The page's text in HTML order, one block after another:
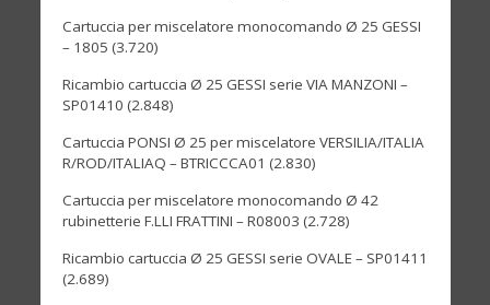
Cartuccia per miscelatore monocomando Ø 25 GESSI
– 1805 (3.720)
Ricambio cartuccia Ø 25 GESSI serie VIA MANZONI –
SP01410 (2.848)
Cartuccia PONSI Ø 25 per miscelatore VERSILIA/ITALIA
R/ROD/ITALIAQ – BTRICCCA01 (2.830)
Cartuccia per miscelatore monocomando Ø 42
rubinetterie F.LLI FRATTINI – R08003 (2.728)
Ricambio cartuccia Ø 25 GESSI serie OVALE – SP01411
(2.689)